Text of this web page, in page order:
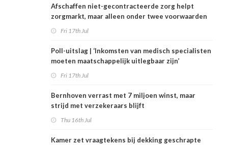
Afschaffen niet-gecontracteerde zorg helpt
zorgmarkt, maar alleen onder twee voorwaarden
Fri 17th Jul
Poll-uitslag | ‘Inkomsten van medisch specialisten
moeten maatschappelijk uitlegbaar zijn’
Fri 17th Jul
Bernhoven verrast met 7 miljoen winst, maar
strijd met verzekeraars blijft
Thu 16th Jul
Kamer zet vraagtekens bij dekking geschrapte